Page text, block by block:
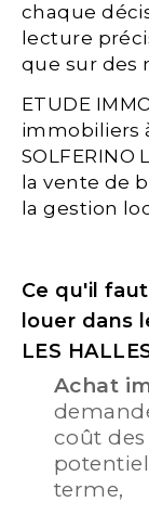
chaque
lecture
que sur des
ETUDE
immobiliers
SOLFERINO
la vente de
la gestion
Ce qu'il
louer dans
LES
Achat
coût
terme,